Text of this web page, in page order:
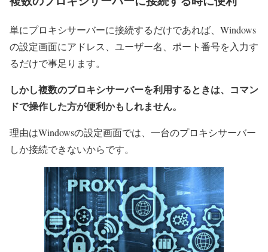
単にプロキシサーバーに接続するだけであれば、Windows
の設定画面にアドレス、ユーザー名、ポート番号を入力す
るだけで事足ります。
しかし複数のプロキシサーバーを利用するときは、コマン
ドで操作した方が便利かもしれません。
理由はWindowsの設定画面では、一台のプロキシサーバー
しか接続できないからです。